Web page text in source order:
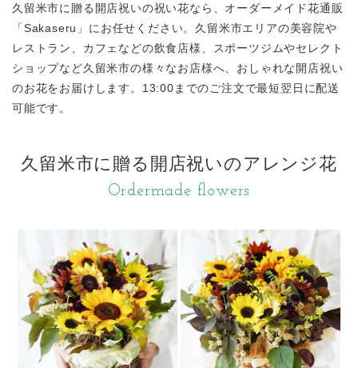
久留米市に贈る開店祝いの祝い花なら、オーダーメイド花通販
「Sakaseru」にお任せください。久留米市エリアの美容院や
レストラン、カフェなどの飲食店様、スポーツジムやセレクト
ショップなど久留米市の様々なお店様へ、おしゃれな開店祝い
のお花をお届けします。13:00までのご注文で最短翌日に配送
可能です。
久留米市に贈る開店祝いのアレンジ花
Ordermade flowers